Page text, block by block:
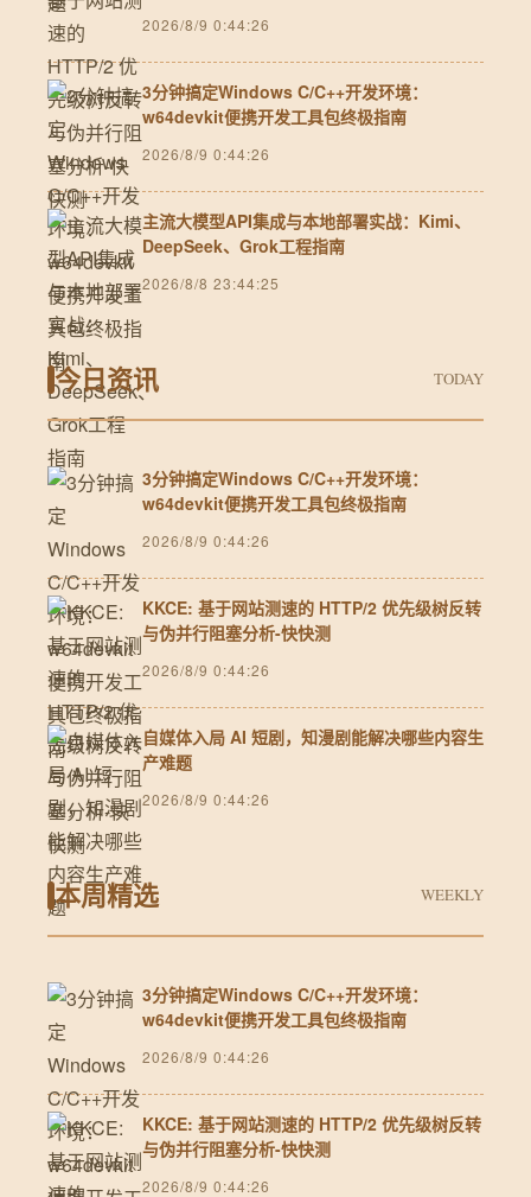
2026/8/9 0:44:26
3分钟搞定Windows C/C++开发环境：
w64devkit便携开发工具包终极指南
2026/8/9 0:44:26
主流大模型API集成与本地部署实战：Kimi、
DeepSeek、Grok工程指南
2026/8/8 23:44:25
今日资讯 TODAY
3分钟搞定Windows C/C++开发环境：
w64devkit便携开发工具包终极指南
2026/8/9 0:44:26
KKCE: 基于网站测速的 HTTP/2 优先级树反转
与伪并行阻塞分析-快快测
2026/8/9 0:44:26
自媒体入局 AI 短剧，知漫剧能解决哪些内容生
产难题
2026/8/9 0:44:26
本周精选 WEEKLY
3分钟搞定Windows C/C++开发环境：
w64devkit便携开发工具包终极指南
2026/8/9 0:44:26
KKCE: 基于网站测速的 HTTP/2 优先级树反转
与伪并行阻塞分析-快快测
2026/8/9 0:44:26